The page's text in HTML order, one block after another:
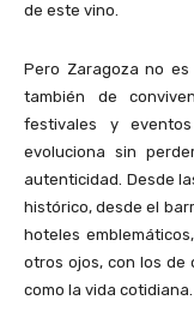
de este vino.
Pero Zaragoza no
también de
festivales y
evoluciona sin
autenticidad. Desde
histórico, desde el
hoteles
otros ojos, con los de
como la vida cotidiana.